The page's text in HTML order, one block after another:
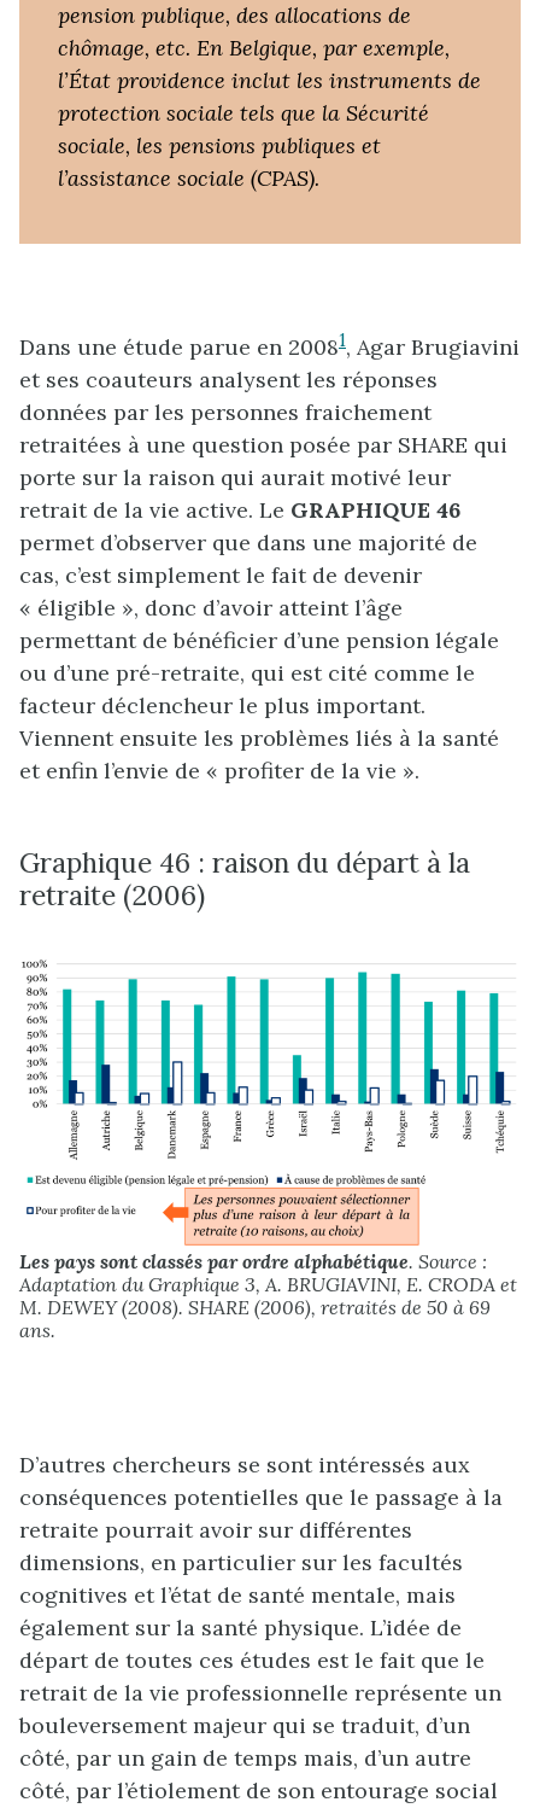
pension publique, des allocations de
chômage, etc. En Belgique, par exemple,
l’État providence inclut les instruments de
protection sociale tels que la Sécurité
sociale, les pensions publiques et
l’assistance sociale (CPAS).
Dans une étude parue en 20081, Agar Brugiavini
et ses coauteurs analysent les réponses
données par les personnes fraichement
retraitées à une question posée par SHARE qui
porte sur la raison qui aurait motivé leur
retrait de la vie active. Le GRAPHIQUE 46
permet d’observer que dans une majorité de
cas, c’est simplement le fait de devenir
« éligible », donc d’avoir atteint l’âge
permettant de bénéficier d’une pension légale
ou d’une pré-retraite, qui est cité comme le
facteur déclencheur le plus important.
Viennent ensuite les problèmes liés à la santé
et enfin l’envie de « profiter de la vie ».
Graphique 46 : raison du départ à la
retraite (2006)
Les pays sont classés par ordre alphabétique. Source :
Adaptation du Graphique 3, A. BRUGIAVINI, E. CRODA et
M. DEWEY (2008). SHARE (2006), retraités de 50 à 69
ans.
D’autres chercheurs se sont intéressés aux
conséquences potentielles que le passage à la
retraite pourrait avoir sur différentes
dimensions, en particulier sur les facultés
cognitives et l’état de santé mentale, mais
également sur la santé physique. L’idée de
départ de toutes ces études est le fait que le
retrait de la vie professionnelle représente un
bouleversement majeur qui se traduit, d’un
côté, par un gain de temps mais, d’un autre
côté, par l’étiolement de son entourage social